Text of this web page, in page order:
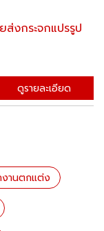
โรงงานกระจก บ
ดูรายละเอีย
งานตกแต่ง